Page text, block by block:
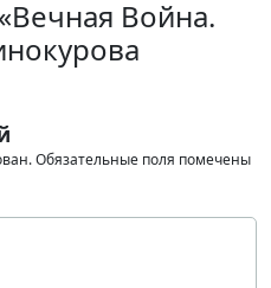
Война.
Обязательные поля помечены